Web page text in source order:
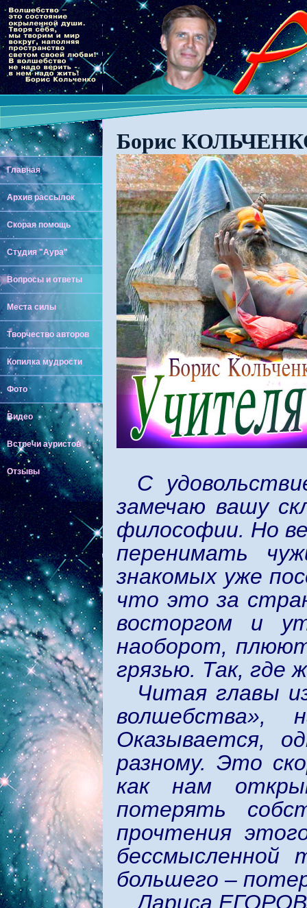
Главная
Архив рассылок
Скорая помощь
Студия "Аура"
Вопросы и ответы
Места силы
Творчество авторов
Копилка мудрости
Фото
Видео
Встречи ауристов
Отзывы
Борис
С
замечаю вашу
философии. Но
перенимать
знакомых уже
что это за
восторгом и
наоборот,
грязью. Так, где
Читая главы
волшебства»,
Оказывается,
разному. Это
как нам
потерять
прочтения
бессмысленной
большего –
Лариса